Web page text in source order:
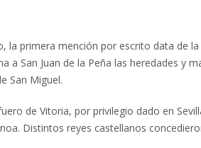
la primera mención por escrito data de la
San Juan de la Peña las heredades y
San Miguel.
de Vitoria, por privilegio dado en
Distintos reyes castellanos